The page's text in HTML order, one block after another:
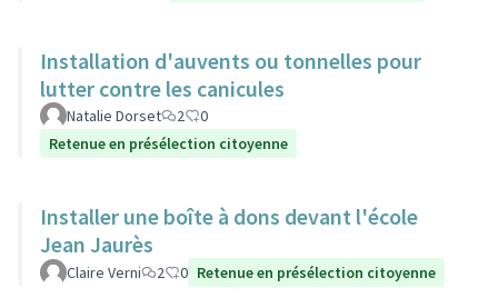
Installation d'auvents ou tonnelles pour
lutter contre les canicules
Natalie Dorset 2
0
Retenue en présélection citoyenne
Installer une boîte à dons devant l'école
Jean Jaurès
Claire Verni 2 0 Retenue en présélection citoyenne